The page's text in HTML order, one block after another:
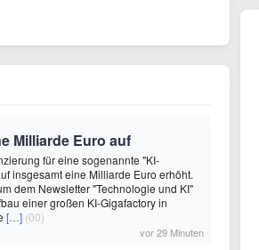
Milliarde Euro auf
für eine sogenannte "KI-
insgesamt eine Milliarde Euro erhöht.
dem Newsletter "Technologie und KI"
einer großen KI-Gigafactory in
[…] (00)
vor 29 Minuten